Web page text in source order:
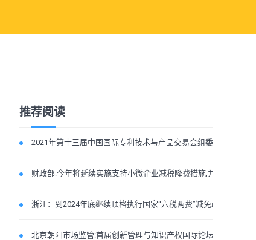
推荐阅读
2021年第十三届中国国际专利技术与产品交易会组委会
财政部:今年将延续实施支持小微企业减税降费措施,并加
浙江：到2024年底继续顶格执行国家“六税两费”减免政
北京朝阳市场监管:首届创新管理与知识产权国际论坛